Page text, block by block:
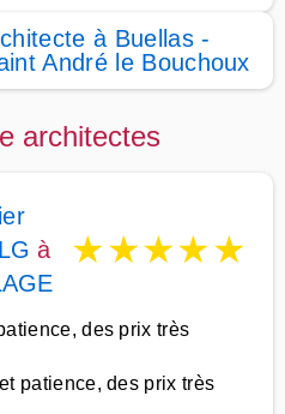
à Buellas -
André le Bouchoux
architectes
à
★★★★★
des prix très
patience, des prix très